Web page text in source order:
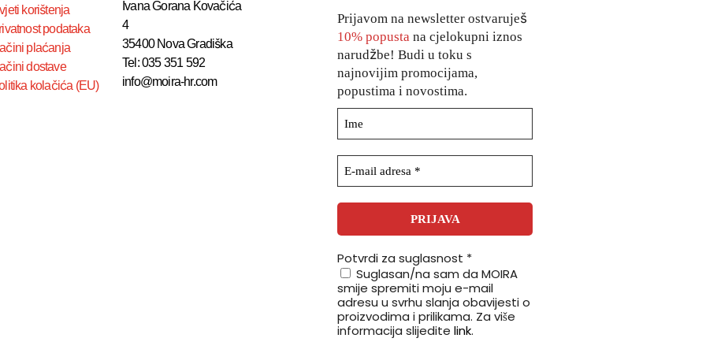
korištenja
podataka
plaćanja
dostave
kolačića (EU)
Ivana Gorana Kovačića
4
35400 Nova Gradiška
Tel: 035 351 592
info@moira-hr.com
Prijavom na newsletter ostvaruješ
10% popusta na cjelokupni iznos
narudžbe! Budi u toku s
najnovijim promocijama,
popustima i novostima.
Potvrdi za suglasnost *
Suglasan/na sam da MOIRA
smije spremiti moju e-mail
adresu u svrhu slanja obavijesti o
proizvodima i prilikama. Za više
informacija slijedite link.